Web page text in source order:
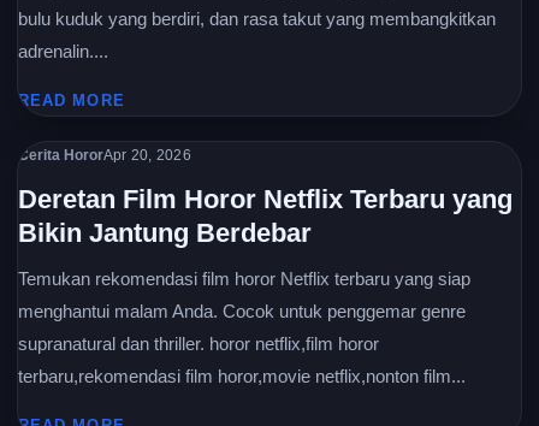
bulu kuduk yang berdiri, dan rasa takut yang membangkitkan
adrenalin....
READ MORE
Cerita HororApr 20, 2026
Deretan Film Horor Netflix Terbaru yang
Bikin Jantung Berdebar
Temukan rekomendasi film horor Netflix terbaru yang siap
menghantui malam Anda. Cocok untuk penggemar genre
supranatural dan thriller. horor netflix,film horor
terbaru,rekomendasi film horor,movie netflix,nonton film...